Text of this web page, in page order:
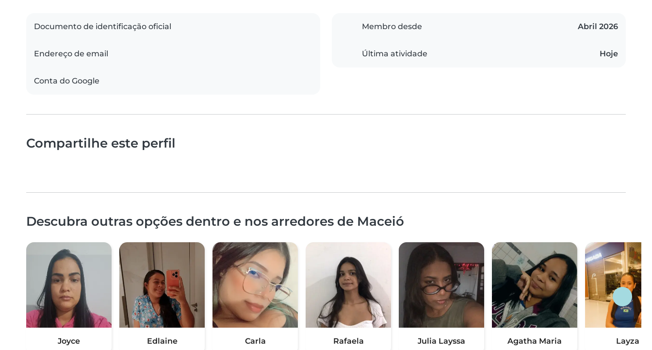
Documento de identificação oficial
Endereço de email
Conta do Google
Membro desde Abril 2026
Última atividade Hoje
Compartilhe este perfil
Descubra outras opções dentro e nos arredores de Maceió
Joyce Edlaine Carla Rafaela Julia Layssa Agatha Maria Layza